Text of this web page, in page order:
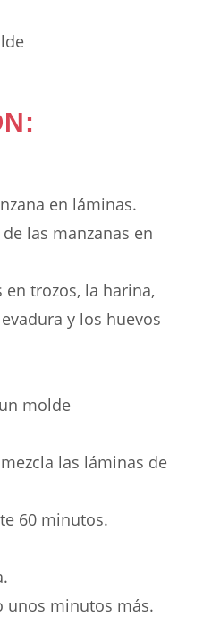
en láminas.
las manzanas en
en trozos, la harina,
y los huevos
molde
las láminas de
60 minutos.
unos minutos más.